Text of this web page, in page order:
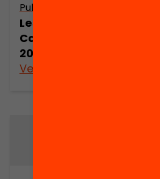
Publicació
Les llengües a
Catalunya, 2001-
2005
Veure’n més